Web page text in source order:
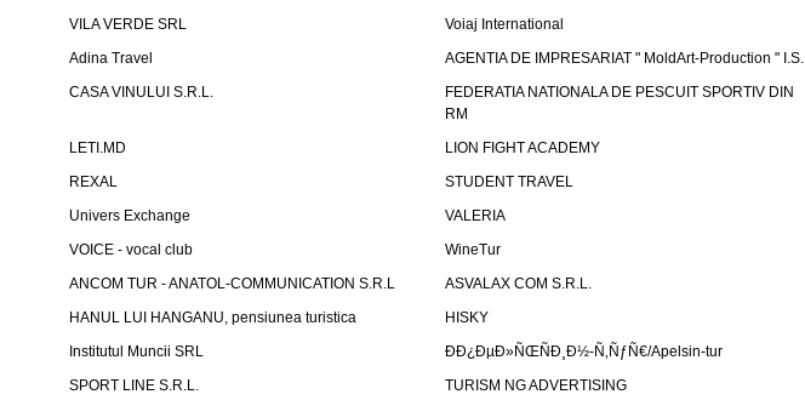
VILA VERDE SRL
Voiaj International
Adina Travel
AGENTIA DE IMPRESARIAT " MoldArt-Production " I.S.
CASA VINULUI S.R.L.
FEDERATIA NATIONALA DE PESCUIT SPORTIV DIN
RM
LETI.MD LION FIGHT ACADEMY
REXAL
STUDENT TRAVEL
Univers Exchange
VALERIA
VOICE - vocal club
WineTur
ANCOM TUR - ANATOL-COMMUNICATION S.R.L
ASVALAX COM S.R.L.
HANUL LUI HANGANU, pensiunea turistica
HISKY
Institutul Muncii SRL
ÐÐ¿ÐµÐ»ÑŒÑÐ¸Ð½-Ñ‚ÑƒÑ€/Apelsin-tur
SPORT LINE S.R.L.
TURISM NG ADVERTISING